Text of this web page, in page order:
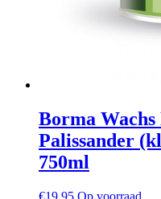
Borma
Palissander
750ml